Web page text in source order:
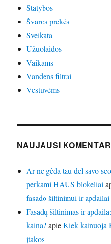
Statybos
Švaros prekės
Sveikata
Užuolaidos
Vaikams
Vandens filtrai
Vestuvėms
NAUJAUSI
Ar ne gėda tau del savo
perkami HAUS blokeliai
fasado šiltinimui ir apdailai
Fasadų šiltinimas ir
kaina?apieKiek kainuoja
įtakos